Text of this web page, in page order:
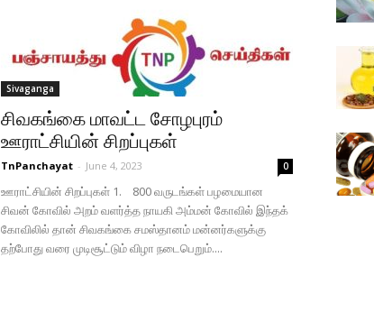
Sivaganga
சிவகங்கை மாவட்ட சோழபுரம்
ஊராட்சியின் சிறப்புகள்
TnPanchayat - June 4, 2023 0
ஊராட்சியின் சிறப்புகள் 1. 800 வருடங்கள் பழமையான
சிவன் கோவில் அறம் வளர்த்த நாயகி அம்மன் கோவில் இந்தக்
கோவிலில் தான் சிவகங்கை சமஸ்தானம் மன்னர்களுக்கு
தற்போது வரை முடிசூட்டும் விழா நடைபெறும்....